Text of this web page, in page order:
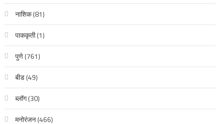
नाशिक(81)
पाककृती(1)
पुणे(761)
बीड(49)
ब्लॉग(30)
मनोरंजन(466)